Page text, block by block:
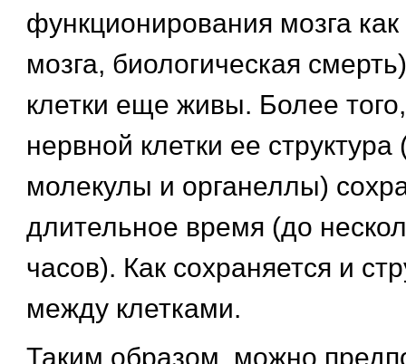
функционирования мозга
мозга, биологическая
клетки еще живы. Более
нервной клетки ее
молекулы и органеллы)
длительное время (до
часов). Как сохраняется и
между клетками.
Таким образом, можно